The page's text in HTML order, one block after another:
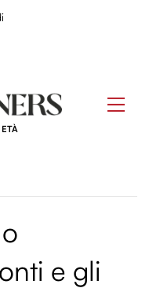
e gli